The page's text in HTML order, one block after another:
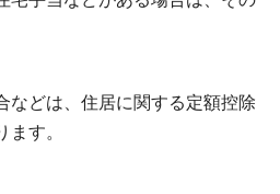
などは、住居に関する定額控除
す。